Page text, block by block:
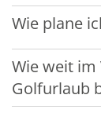
Wie plane
Wie weit
Golfurlaub